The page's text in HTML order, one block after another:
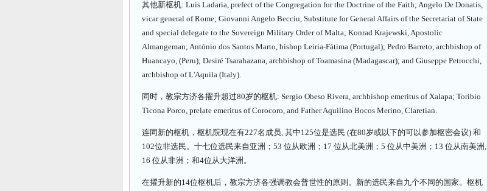
其他新枢机: Luis Ladaria, prefect of the Congregation for the Doctrine of the Faith; Angelo De Donatis,
vicar general of Rome; Giovanni Angelo Becciu, Substitute for General Affairs of the Secretariat of State
and special delegate to the Sovereign Military Order of Malta; Konrad Krajewski, Apostolic
Almangeman; António dos Santos Marto, bishop Leiria-Fátima (Portugal); Pedro Barreto, archbishop of
Huancayo, (Peru); Desiré Tsarahazana, archbishop of Toamasina (Madagascar); and Giuseppe Petrocchi,
archbishop of L'Aquila (Italy).
同时，教宗方济各擢升超过80岁的枢机: Sergio Obeso Rivera, archbishop emeritus of Xalapa; Toribio
Ticona Porco, prelate emeritus of Corocoro, and Father Aquilino Bocos Merino, Claretian.
连同新的枢机，枢机院现在有227名成员, 其中125位是选民 (在80岁或以下的可以参加枢密会议) 和
102位非选民。十七位选民来自亚洲；53 位从欧洲；17 位从北美洲；5 位从中美洲；13 位从南美洲,
16 位从非洲；和4位从大洋洲。
在擢升新的14位枢机后，教宗方济各强调教会普世性的原则。新的选民来自九个不同的国家。枢机